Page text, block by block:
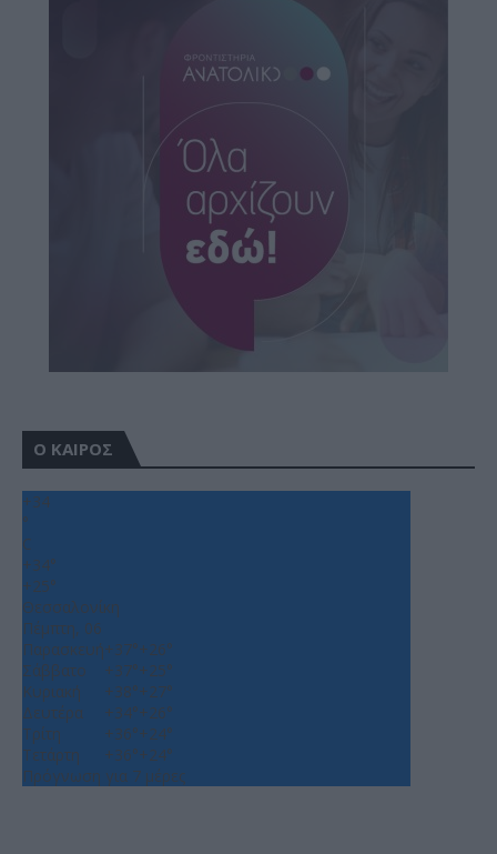
Ο ΚΑΙΡΟΣ
+34
°
C
+34°
+25°
Θεσσαλονίκη
Πέμπτη, 06
Παρασκευή+37°+26°
Σάββατο
+37°+25°
Κυριακή
+38°+27°
Δευτέρα
+34°+26°
Τρίτη
+36°+24°
Τετάρτη
+36°+24°
Πρόγνωση για 7 μέρες